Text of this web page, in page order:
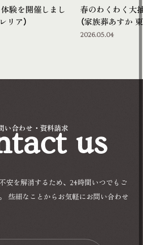
験を開催しまし
リア）
春のわくわく大
（家族葬あすか
2026.05.04
い合わせ・資料請求 us
安を解消するため、24時間いつでもご
些細なことからお気軽にお問い合わせ